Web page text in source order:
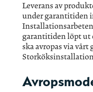
Leverans av
under garantitiden
garantitiden löpt ut
ska avropas via vårt